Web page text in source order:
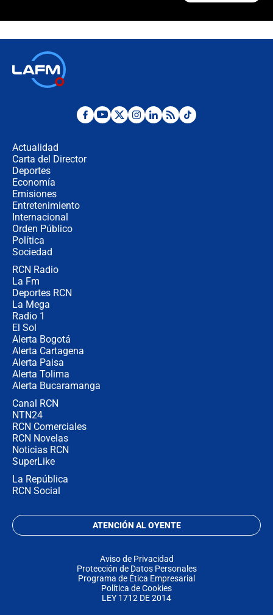
¿Por qué De la Espriella gobernará
Actualidad
Carta del Director
Deportes
Economía
Emisiones
Entretenimiento
Internacional
Orden Público
Política
Sociedad
RCN Radio
La Fm
Deportes RCN
La Mega
Radio 1
El Sol
Alerta Bogotá
Alerta Cartagena
Alerta Paisa
Alerta Tolima
Alerta Bucaramanga
Canal RCN
NTN24
RCN Comerciales
RCN Novelas
Noticias RCN
SuperLike
La República
RCN Social
ATENCIÓN AL OYENTE
Aviso de Privacidad
Protección de Datos Personales
Programa de Ética Empresarial
Política de Cookies
LEY 1712 DE 2014